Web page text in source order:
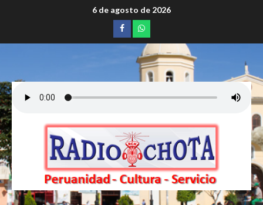
6 de agosto de 2026
Facebookwhatsapp